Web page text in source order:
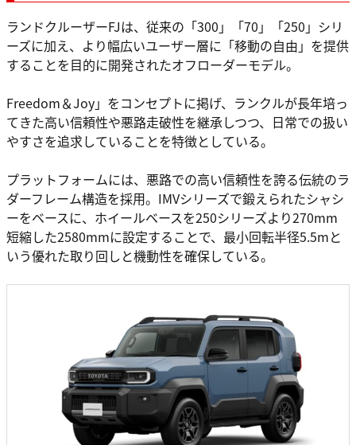
ランドクルーザーFJは、従来の「300」「70」「250」シリ
ーズに加え、より幅広いユーザー層に「移動の自由」を提供
することを目的に開発されたオフローダーモデル。
Freedom＆Joy」をコンセプトに掲げ、ランクルが長年培っ
てきた高い信頼性や悪路走破性を継承しつつ、日常での扱い
やすさを追求していることを特徴としている。
プラットフォームには、悪路での高い信頼性を誇る伝統のラ
ダーフレーム構造を採用。IMVシリーズで鍛えられたシャシ
ーをベースに、ホイールベースを250シリーズより270mm
短縮した2580mmに設定することで、最小回転半径5.5mと
いう優れた取り回しと機動性を確保している。